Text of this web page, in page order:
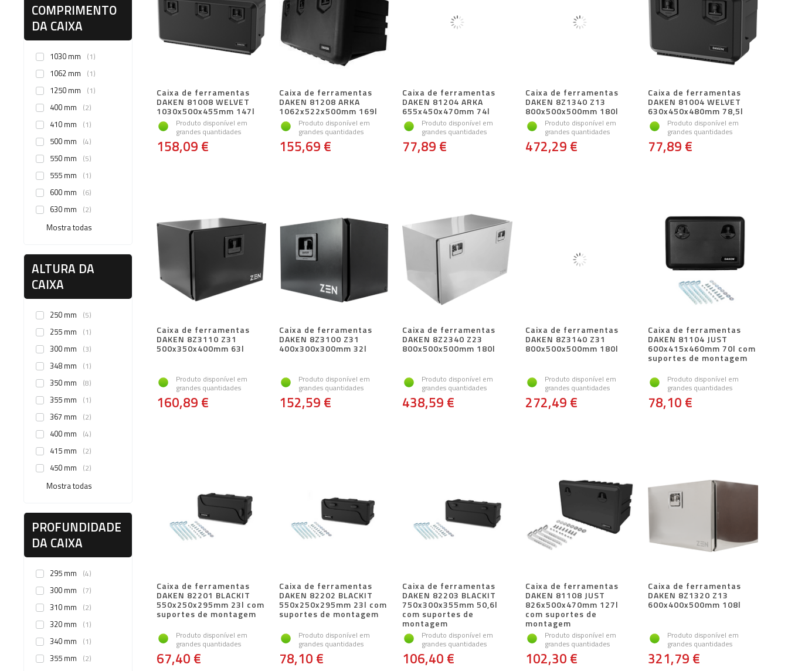
COMPRIMENTO
DA CAIXA
1030 mm 1
1062 mm 1
1250 mm 1
400 mm 2
410 mm 1
500 mm 4
550 mm 5
555 mm 1
600 mm 6
630 mm 2
Mostra todas
ALTURA DA
CAIXA
250 mm 5
255 mm 1
300 mm 3
348 mm 1
350 mm 8
355 mm 1
367 mm 2
400 mm 4
415 mm 2
450 mm 2
Mostra todas
PROFUNDIDADE
DA CAIXA
295 mm 4
300 mm 7
310 mm 2
320 mm 1
340 mm 1
355 mm 2
Caixa de ferramentas
DAKEN 81008 WELVET
1030x500x455mm 147l
Produto disponível em
grandes quantidades
158,09 €
Caixa de ferramentas
DAKEN 81208 ARKA
1062x522x500mm 169l
Produto disponível em
grandes quantidades
155,69 €
Caixa de ferramentas
DAKEN 81204 ARKA
655x450x470mm 74l
Produto disponível em
grandes quantidades
77,89 €
Caixa de ferramentas
DAKEN 8Z1340 Z13
800x500x500mm 180l
Produto disponível em
grandes quantidades
472,29 €
Caixa de ferramentas
DAKEN 81004 WELVET
630x450x480mm 78,5l
Produto disponível em
grandes quantidades
77,89 €
Caixa de ferramentas
DAKEN 8Z3110 Z31
500x350x400mm 63l
Produto disponível em
grandes quantidades
160,89 €
Caixa de ferramentas
DAKEN 8Z3100 Z31
400x300x300mm 32l
Produto disponível em
grandes quantidades
152,59 €
Caixa de ferramentas
DAKEN 8Z2340 Z23
800x500x500mm 180l
Produto disponível em
grandes quantidades
438,59 €
Caixa de ferramentas
DAKEN 8Z3140 Z31
800x500x500mm 180l
Produto disponível em
grandes quantidades
272,49 €
Caixa de ferramentas
DAKEN 81104 JUST
600x415x460mm 70l com
suportes de montagem
Produto disponível em
grandes quantidades
78,10 €
Caixa de ferramentas
DAKEN 82201 BLACKIT
550x250x295mm 23l com
suportes de montagem
Produto disponível em
grandes quantidades
67,40 €
Caixa de ferramentas
DAKEN 82202 BLACKIT
550x250x295mm 23l com
suportes de montagem
Produto disponível em
grandes quantidades
78,10 €
Caixa de ferramentas
DAKEN 82203 BLACKIT
750x300x355mm 50,6l
com suportes de
montagem
Produto disponível em
grandes quantidades
106,40 €
Caixa de ferramentas
DAKEN 81108 JUST
826x500x470mm 127l
com suportes de
montagem
Produto disponível em
grandes quantidades
102,30 €
Caixa de ferramentas
DAKEN 8Z1320 Z13
600x400x500mm 108l
Produto disponível em
grandes quantidades
321,79 €